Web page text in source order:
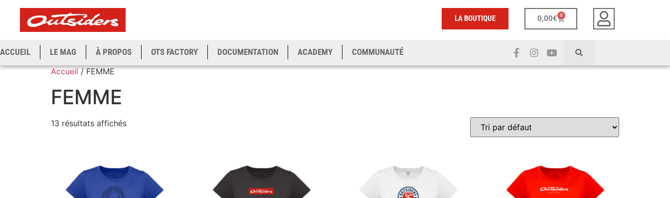
LA BOUTIQUE 0,00€ 0
ACCUEIL LE MAG À PROPOS OTS FACTORY DOCUMENTATION ACADEMY
COMMUNAUTÉ
Accueil/ FEMME
FEMME
13 résultats affichés